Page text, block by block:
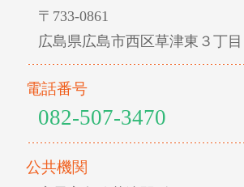
〒733-0861
広島県広島市西区草津東３丁目
電話番号
082-507-3470
公共機関